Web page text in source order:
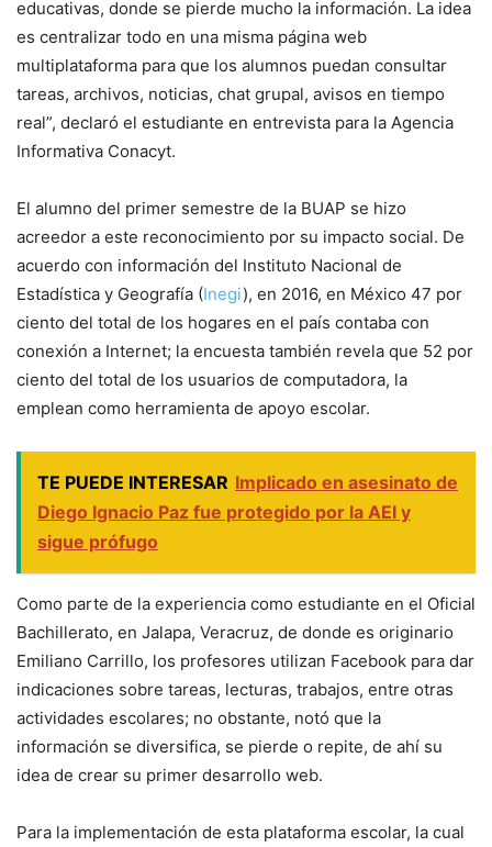
educativas, donde se pierde mucho la información. La idea
es centralizar todo en una misma página web
multiplataforma para que los alumnos puedan consultar
tareas, archivos, noticias, chat grupal, avisos en tiempo
real”, declaró el estudiante en entrevista para la Agencia
Informativa Conacyt.
El alumno del primer semestre de la BUAP se hizo
acreedor a este reconocimiento por su impacto social. De
acuerdo con información del Instituto Nacional de
Estadística y Geografía (Inegi), en 2016, en México 47 por
ciento del total de los hogares en el país contaba con
conexión a Internet; la encuesta también revela que 52 por
ciento del total de los usuarios de computadora, la
emplean como herramienta de apoyo escolar.
TE PUEDE INTERESAR Implicado en asesinato de
Diego Ignacio Paz fue protegido por la AEI y
sigue prófugo
Como parte de la experiencia como estudiante en el Oficial
Bachillerato, en Jalapa, Veracruz, de donde es originario
Emiliano Carrillo, los profesores utilizan Facebook para dar
indicaciones sobre tareas, lecturas, trabajos, entre otras
actividades escolares; no obstante, notó que la
información se diversifica, se pierde o repite, de ahí su
idea de crear su primer desarrollo web.
Para la implementación de esta plataforma escolar, la cual